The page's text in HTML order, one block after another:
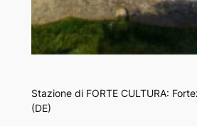
Stazione di FORTE CULTURA:
(DE)